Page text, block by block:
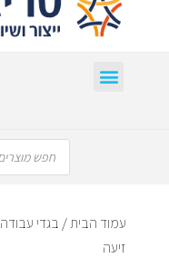
עמוד הבית/ בגדי עבודה
זיעה